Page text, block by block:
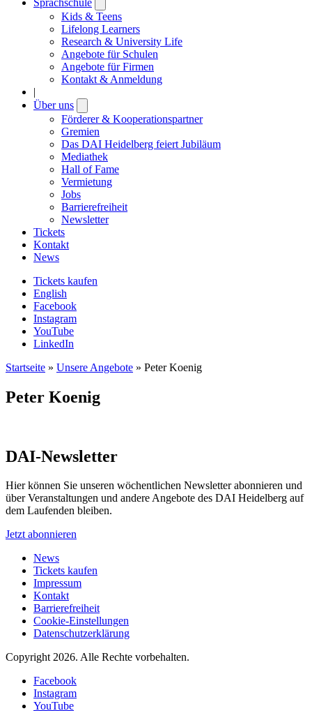
submenu
Kids & Teens
Lifelong Learners
Research & University Life
Angebote für Schulen
Angebote für Firmen
Kontakt & Anmeldung
|
Über uns
submenu
Förderer & Kooperationspartner
Gremien
Das DAI Heidelberg feiert Jubiläum
Mediathek
Hall of Fame
Vermietung
Jobs
Barrierefreiheit
Newsletter
Tickets
Kontakt
News
Tickets kaufen
English
Facebook
Instagram
YouTube
LinkedIn
Startseite » Unsere Angebote » Peter Koenig
Peter Koenig
DAI-Newsletter
Hier können Sie unseren wöchentlichen Newsletter abonnieren und
über Veranstaltungen und andere Angebote des DAI Heidelberg auf
dem Laufenden bleiben.
Jetzt abonnieren
News
Tickets kaufen
Impressum
Kontakt
Barrierefreiheit
Cookie-Einstellungen
Datenschutzerklärung
Copyright 2026. Alle Rechte vorbehalten.
Facebook
Instagram
YouTube